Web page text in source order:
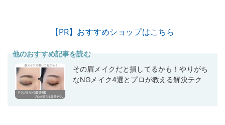
【PR】おすすめショップはこちら
他のおすすめ記事を読む
その眉メイクだと損してるかも！やりがち
なNGメイク4選とプロが教える解決テク